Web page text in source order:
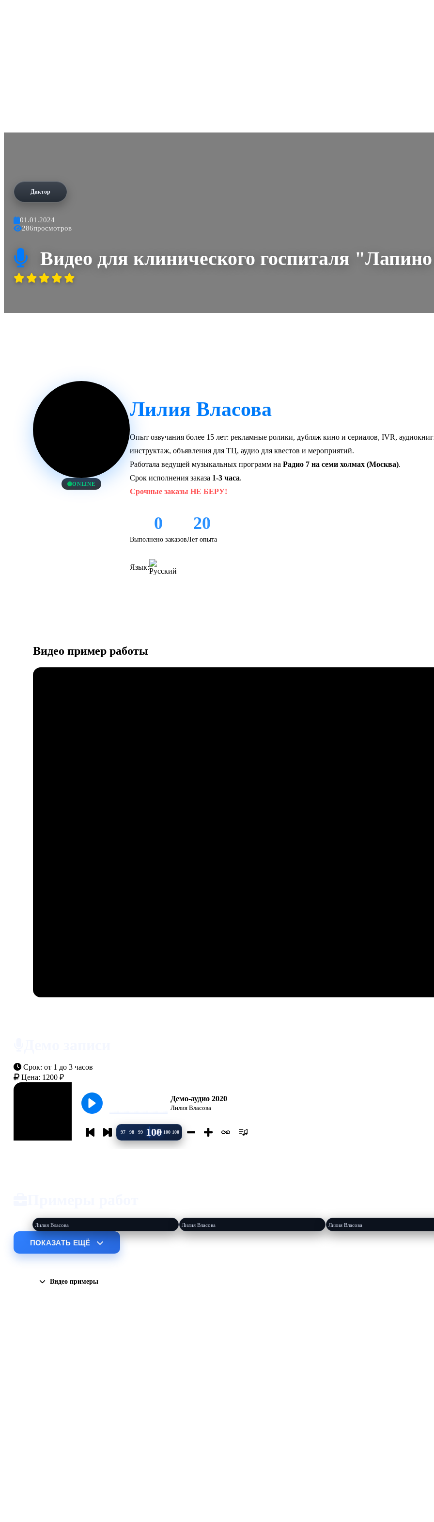
Диктор
01.01.2024
286просмотров
Видео для клинического госпиталя
ONLINE
Лилия Власова
Опыт озвучания более 15 лет: рекламные ролики, дубляж кино и сериалов, IVR,
инструктаж, объявления для ТЦ, аудио для квестов и мероприятий.
Работала ведущей музыкальных программ на Радио 7 на семи холмах (Москва).
Срок исполнения заказа 1-3 часа.
Срочные заказы НЕ БЕРУ!
0
Выполнено заказов
20
Лет опыта
Язык:
Видео пример работы
Срок: от 1 до 3 часов
Цена: 1200 ₽
Демо-аудио 2020
Лилия Власова
97 98 99 100
100 100 100
Лилия Власова Лилия Власова Лилия Власова
ПОКАЗАТЬ ЕЩЁ
Видео примеры